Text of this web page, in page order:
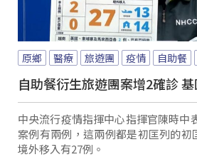
原鄉 醫療 旅遊團 疫情 自助餐
自助餐衍生旅遊團案增2確診
中央流行疫情指揮中心指揮官陳時中
案例有兩例，這兩例都是初匡列的初
境外移入有27例。